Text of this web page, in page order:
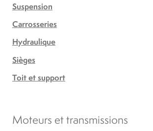
Suspension
Carrosseries
Hydraulique
Sièges
Toit et support
Moteurs et transmissions